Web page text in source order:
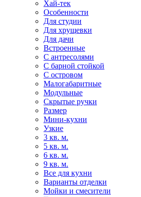
Хай-тек
Особенности
Для студии
Для хрущевки
Для дачи
Встроенные
С антресолями
С барной стойкой
С островом
Малогабаритные
Модульные
Скрытые ручки
Размер
Мини-кухни
Узкие
3 кв. м.
5 кв. м.
6 кв. м.
9 кв. м.
Все для кухни
Варианты отделки
Мойки и смесители